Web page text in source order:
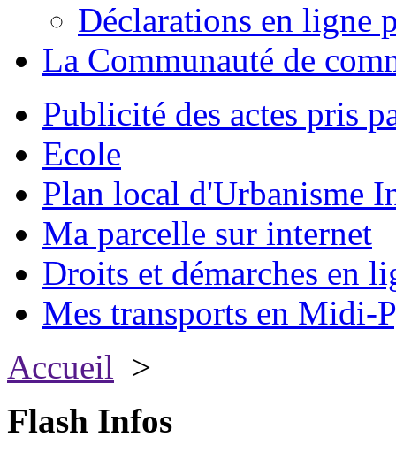
Déclarations en ligne
La Communauté de
Publicité des actes pris
Ecole
Plan local d'Urbanisme
Ma parcelle sur internet
Droits et démarches en
Mes transports en Midi-
Accueil >
Flash Infos